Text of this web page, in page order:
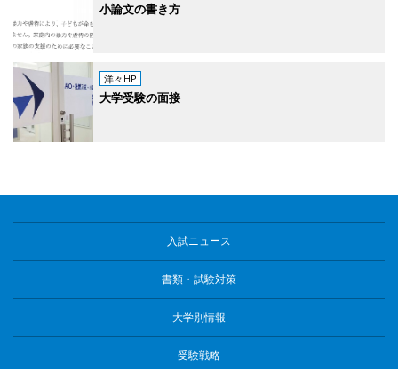
小論文の書き方
洋々HP
大学受験の面接
入試ニュース
書類・試験対策
大学別情報
受験戦略